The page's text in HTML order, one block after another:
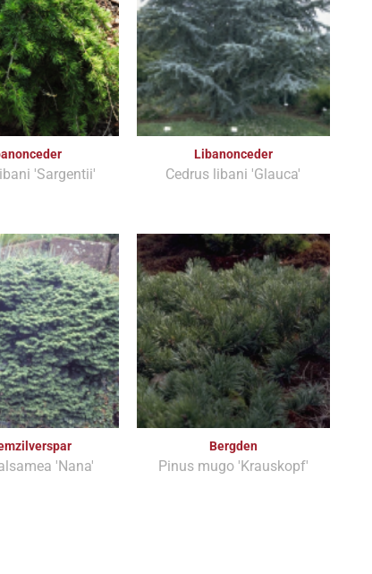
'Sargentii'
Libanonceder
Cedrus libani 'Glauca'
'Nana'
Bergden
Pinus mugo 'Krauskopf'